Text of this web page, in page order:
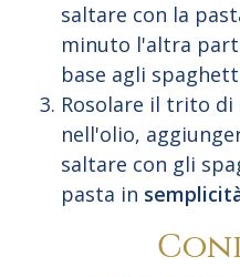
saltare con la
minuto l'altra
base agli
Rosolare il trito di
nell'olio,
saltare con gli
pasta in